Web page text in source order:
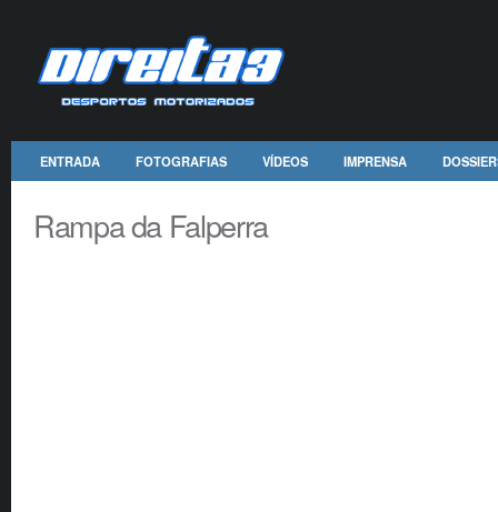
ENTRADA FOTOGRAFIAS VÍDEOS IMPRENSA
Rampa da Falperra